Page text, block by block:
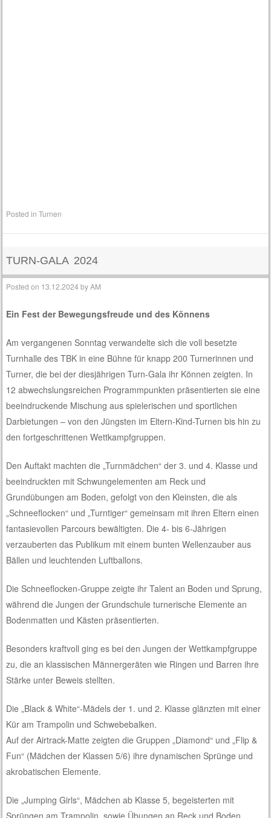
Posted inTurnen
TURN-GALA 2024
Posted on 13.12.2024 byAM
Ein Fest der Bewegungsfreude und des Könnens
Am vergangenen Sonntag verwandelte sich die voll besetzte
Turnhalle des TBK in eine Bühne für knapp 200 Turnerinnen und
Turner, die bei der diesjährigen Turn-Gala ihr Können zeigten. In
12 abwechslungsreichen Programmpunkten präsentierten sie eine
beeindruckende Mischung aus spielerischen und sportlichen
Darbietungen – von den Jüngsten im Eltern-Kind-Turnen bis hin zu
den fortgeschrittenen Wettkampfgruppen.
Den Auftakt machten die „Turnmädchen“ der 3. und 4. Klasse und
beeindruckten mit Schwungelementen am Reck und
Grundübungen am Boden, gefolgt von den Kleinsten, die als
„Schneeflocken“ und „Turntiger“ gemeinsam mit ihren Eltern einen
fantasievollen Parcours bewältigten. Die 4- bis 6-Jährigen
verzauberten das Publikum mit einem bunten Wellenzauber aus
Bällen und leuchtenden Luftballons.
Die Schneeflocken-Gruppe zeigte ihr Talent an Boden und Sprung,
während die Jungen der Grundschule turnerische Elemente an
Bodenmatten und Kästen präsentierten.
Besonders kraftvoll ging es bei den Jungen der Wettkampfgruppe
zu, die an klassischen Männergeräten wie Ringen und Barren ihre
Stärke unter Beweis stellten.
Die „Black & White“-Mädels der 1. und 2. Klasse glänzten mit einer
Kür am Trampolin und Schwebebalken.
Auf der Airtrack-Matte zeigten die Gruppen „Diamond“ und „Flip &
Fun“ (Mädchen der Klassen 5/6) ihre dynamischen Sprünge und
akrobatischen Elemente.
Die „Jumping Girls“, Mädchen ab Klasse 5, begeisterten mit